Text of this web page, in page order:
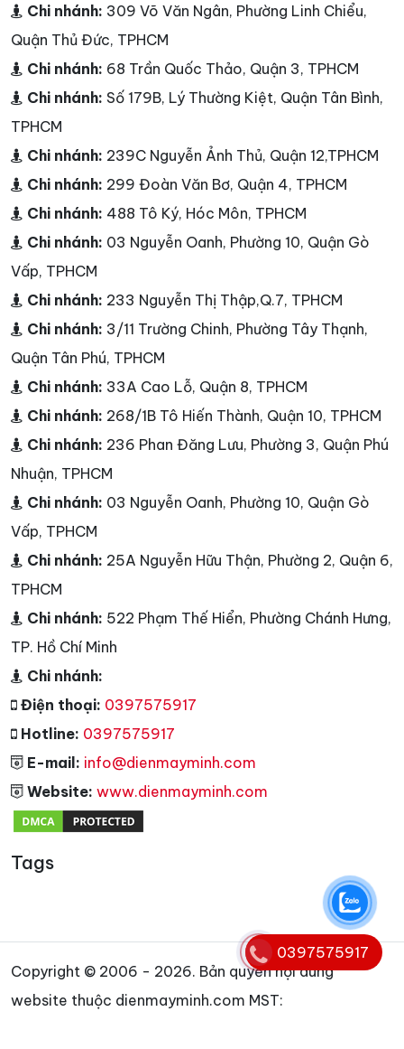
Chi nhánh: 309 Võ Văn Ngân, Phường Linh Chiểu,
Quận Thủ Đức, TPHCM
Chi nhánh: 68 Trần Quốc Thảo, Quận 3, TPHCM
Chi nhánh: Số 179B, Lý Thường Kiệt, Quận Tân Bình,
TPHCM
Chi nhánh: 239C Nguyễn Ảnh Thủ, Quận 12,TPHCM
Chi nhánh: 299 Đoàn Văn Bơ, Quận 4, TPHCM
Chi nhánh: 488 Tô Ký, Hóc Môn, TPHCM
Chi nhánh: 03 Nguyễn Oanh, Phường 10, Quận Gò
Vấp, TPHCM
Chi nhánh: 233 Nguyễn Thị Thập,Q.7, TPHCM
Chi nhánh: 3/11 Trường Chinh, Phường Tây Thạnh,
Quận Tân Phú, TPHCM
Chi nhánh: 33A Cao Lỗ, Quận 8, TPHCM
Chi nhánh: 268/1B Tô Hiến Thành, Quận 10, TPHCM
Chi nhánh: 236 Phan Đăng Lưu, Phường 3, Quận Phú
Nhuận, TPHCM
Chi nhánh: 03 Nguyễn Oanh, Phường 10, Quận Gò
Vấp, TPHCM
Chi nhánh: 25A Nguyễn Hữu Thận, Phường 2, Quận 6,
TPHCM
Chi nhánh: 522 Phạm Thế Hiển, Phường Chánh Hưng,
TP. Hồ Chí Minh
Chi nhánh:
Điện thoại: 0397575917
Hotline: 0397575917
E-mail: info@dienmayminh.com
Website: www.dienmayminh.com
Tags
Copyright © 2006 - 2026. Bản quyền nội dung
website thuộc dienmayminh.com MST:
0397575917